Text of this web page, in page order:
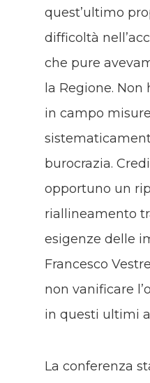
quest’ultimo
difficoltà
che pure
la Regione.
in campo
burocrazia.
opportuno un
riallineamento
esigenze delle
Francesco
non vanificare
in questi ultimi
La conferenza